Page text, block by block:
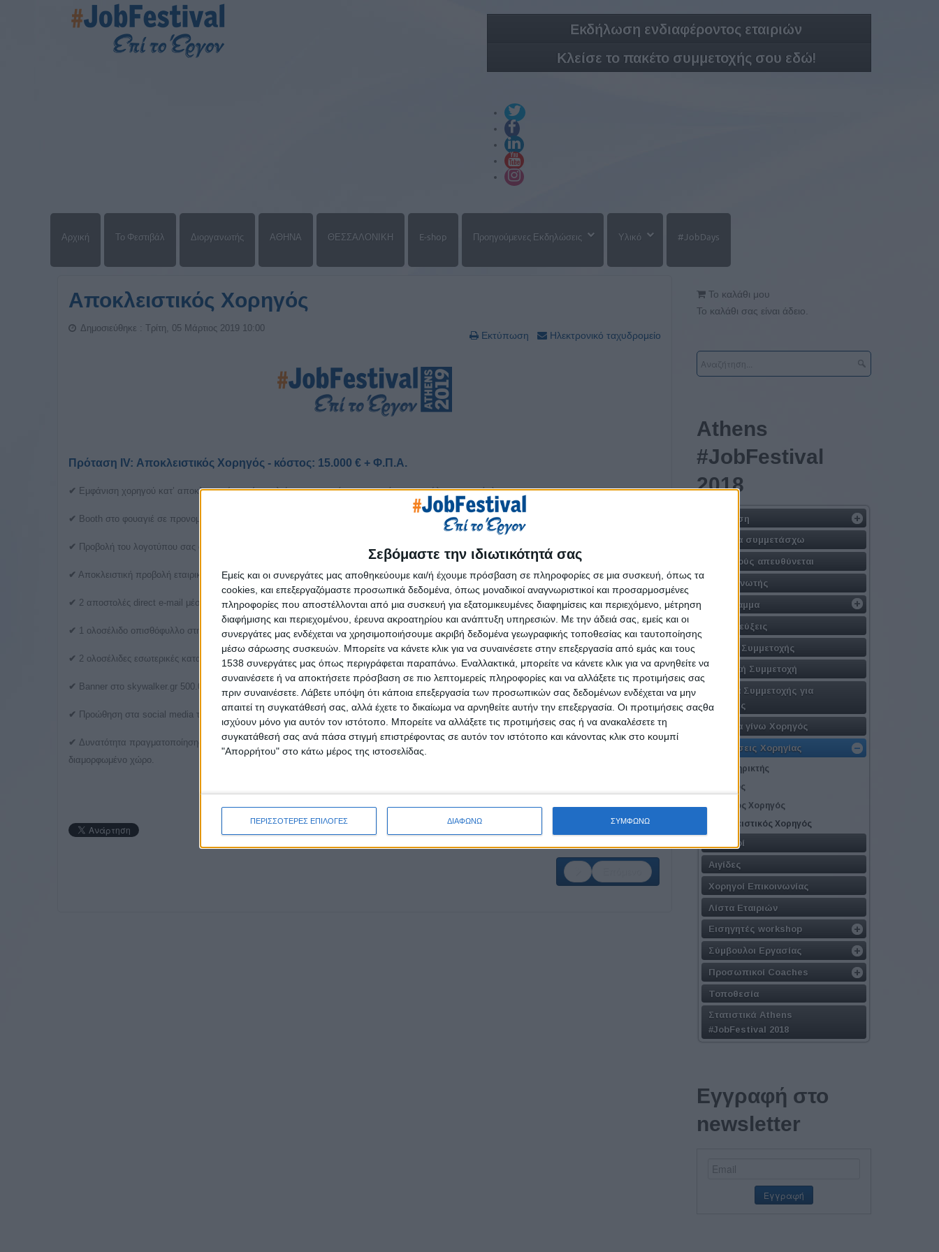
Σεβόμαστε την ιδιωτικότητά σας
Εμείς και οι συνεργάτες μας αποθηκεύουμε και/ή έχουμε πρόσβαση σε πληροφορίες σε μια συσκευή, όπως τα
cookies, και επεξεργαζόμαστε προσωπικά δεδομένα, όπως μοναδικοί αναγνωριστικοί και προσαρμοσμένες
πληροφορίες που αποστέλλονται από μια συσκευή για εξατομικευμένες διαφημίσεις και περιεχόμενο, μέτρηση
διαφήμισης και περιεχομένου, έρευνα ακροατηρίου και ανάπτυξη υπηρεσιών. Με την άδειά σας, εμείς και οι
συνεργάτες μας ενδέχεται να χρησιμοποιήσουμε ακριβή δεδομένα γεωγραφικής τοποθεσίας και ταυτοποίησης
μέσω σάρωσης συσκευών. Μπορείτε να κάνετε κλικ για να συναινέσετε στην επεξεργασία από εμάς και τους
1538 συνεργάτες μας όπως περιγράφεται παραπάνω. Εναλλακτικά, μπορείτε να κάνετε κλικ για να αρνηθείτε να
συναινέσετε ή να αποκτήσετε πρόσβαση σε πιο λεπτομερείς πληροφορίες και να αλλάξετε τις προτιμήσεις σας
πριν συναινέσετε. Λάβετε υπόψη ότι κάποια επεξεργασία των προσωπικών σας δεδομένων ενδέχεται να μην
απαιτεί τη συγκατάθεσή σας, αλλά έχετε το δικαίωμα να αρνηθείτε αυτήν την επεξεργασία. Οι προτιμήσεις σαςθα
ισχύουν μόνο για αυτόν τον ιστότοπο. Μπορείτε να αλλάξετε τις προτιμήσεις σας ή να ανακαλέσετε τη
συγκατάθεσή σας ανά πάσα στιγμή επιστρέφοντας σε αυτόν τον ιστότοπο και κάνοντας κλικ στο κουμπί
"Απορρήτου" στο κάτω μέρος της ιστοσελίδας.
ΠΕΡΙΣΣΟΤΕΡΕΣ ΕΠΙΛΟΓΕΣ ΔΙΑΦΩΝΩ ΣΥΜΦΩΝΩ
Εκδήλωση ενδιαφέροντος εταιριών
Κλείσε το πακέτο συμμετοχής σου εδώ!
Αρχική Το Φεστιβάλ Διοργανωτής ΑΘΗΝΑ ΘΕΣΣΑΛΟΝΙΚΗ E-shop Προηγούμενες Εκδηλώσεις Υλικό #JobDays
Αποκλειστικός Χορηγός
Εκτύπωση Ηλεκτρονικό ταχυδρομείο
Δημοσιεύθηκε : Τρίτη, 05 Μάρτιος 2019 10:00
Πρόταση ΙV: Αποκλειστικός Χορηγός - κόστος: 15.000 € + Φ.Π.Α.
✔ Εμφάνιση χορηγού κατ’ αποκλειστικότητα (αποκλείει τις περιπτώσεις χορηγών και μεγάλων χορηγών).
✔ Booth στο φουαγιέ σε προνομιακή θέση ή στον εκθεσιακό χώρο (βάσει δικής σας επιθυμίας).
✔ Προβολή του λογοτύπου σας σε όλο το έντυπο και ψηφιακό υλικό του Athens Job Festival ως αποκλειστικού χορηγού της δράσης.
✔ Αποκλειστική προβολή εταιρικού video στον εκθεσιακό χώρο.
✔ 2 αποστολές direct e-mail μέσα στο 2018.
✔ 1 ολοσέλιδο οπισθόφυλλo στην «Εφημερίδα Στέντορας» για το 2018
✔ 2 ολοσέλιδες εσωτερικές καταχωρίσεις στην «Εφημερίδα Στέντορας» για το 2018
✔ Banner στο skywalker.gr 500.000 προβολών.
✔ Προώθηση στα social media του Skywalker.
✔ Δυνατότητα πραγματοποίησης συναντήσεων και τραπέζι πραγματοποίησης συνεντεύξεων εφόσον το επιθυμείτε για μια ή δυο ημέρες σε ειδικά
διαμορφωμένο χώρο.
Το καλάθι μου
Το καλάθι σας είναι άδειο.
Athens
#JobFestival
2018
Η Δράση
Γιατί να συμμετάσχω
Σε ποιούς απευθύνεται
Διοργανωτής
Πρόγραμμα
Συνεντεύξεις
Φόρμα Συμμετοχής
Εταιρική Συμμετοχή
Πακέτα Συμμετοχής για
Εταιρίες
Γιατί να γίνω Χορηγός
Προτάσεις Χορηγίας
Υποστηρικτής
Χορηγός
Μεγάλος Χορηγός
Αποκλειστικός Χορηγός
Χορηγοί
Αιγίδες
Χορηγοί Επικοινωνίας
Λίστα Εταιριών
Εισηγητές workshop
Σύμβουλοι Εργασίας
Προσωπικοί Coaches
Τοποθεσία
Στατιστικά Athens
#JobFestival 2018
Εγγραφή στο
newsletter